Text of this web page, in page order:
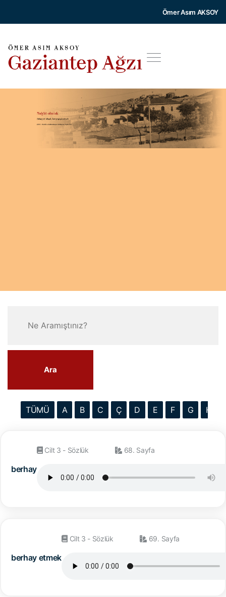
Ömer Asım AKSOY
Ara
TÜMÜ A B C Ç D E F G H
berhay
Cilt 3 - Sözlük 68. Sayfa
berhay etmek
Cilt 3 - Sözlük 69. Sayfa